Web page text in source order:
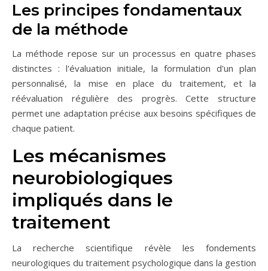
Les principes fondamentaux
de la méthode
La méthode repose sur un processus en quatre phases
distinctes : l'évaluation initiale, la formulation d'un plan
personnalisé, la mise en place du traitement, et la
réévaluation régulière des progrès. Cette structure
permet une adaptation précise aux besoins spécifiques de
chaque patient.
Les mécanismes
neurobiologiques
impliqués dans le
traitement
La recherche scientifique révèle les fondements
neurologiques du traitement psychologique dans la gestion